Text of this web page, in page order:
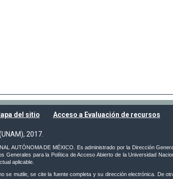
del sitio Acceso a Evaluación de recursos
2017.
AUTÓNOMA DE MÉXICO. Es administrado por la Dirección
Generales para la Política de Acceso Abierto de la Universidad
aplicable.
mutile, se cite la fuente completa y su dirección electrónica. De